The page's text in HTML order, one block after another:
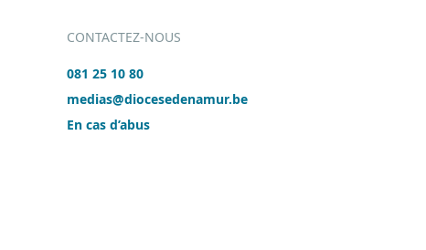
CONTACTEZ-NOUS
081 25 10 80
medias@diocesedenamur.be
En cas d’abus